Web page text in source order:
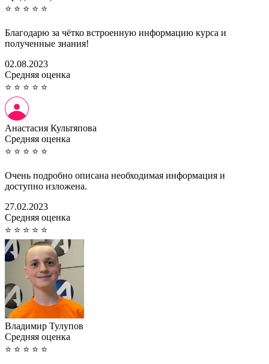
⭐ ⭐ ⭐ ⭐ ⭐
Благодарю за чётко встроенную информацию курса и
полученные знания!
02.08.2023
Cредняя оценка
⭐ ⭐ ⭐ ⭐ ⭐
Анастасия Культяпова
Cредняя оценка
⭐ ⭐ ⭐ ⭐ ⭐
Очень подробно описана необходимая информация и
доступно изложена.
27.02.2023
Cредняя оценка
⭐ ⭐ ⭐ ⭐ ⭐
Владимир Тулупов
Cредняя оценка
⭐ ⭐ ⭐ ⭐ ⭐